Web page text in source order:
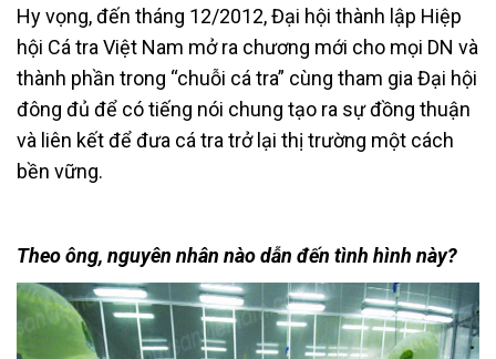
Hy vọng, đến tháng 12/2012, Đại hội thành lập Hiệp
hội Cá tra Việt Nam mở ra chương mới cho mọi DN và
thành phần trong “chuỗi cá tra” cùng tham gia Đại hội
đông đủ để có tiếng nói chung tạo ra sự đồng thuận
và liên kết để đưa cá tra trở lại thị trường một cách
bền vững.
Theo ông, nguyên nhân nào dẫn đến tình hình này?